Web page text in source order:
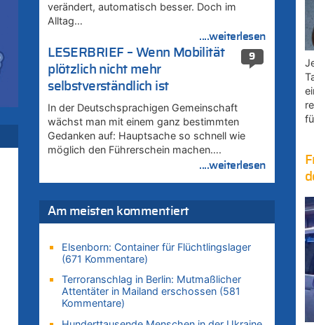
verändert, automatisch besser. Doch im
Alltag…
....weiterlesen
9
LESERBRIEF – Wenn Mobilität
plötzlich nicht mehr
selbstverständlich ist
In der Deutschsprachigen Gemeinschaft
wächst man mit einem ganz bestimmten
Gedanken auf: Hauptsache so schnell wie
möglich den Führerschein machen….
....weiterlesen
Am meisten kommentiert
Elsenborn: Container für Flüchtlingslager
(671 Kommentare)
Terroranschlag in Berlin: Mutmaßlicher
Attentäter in Mailand erschossen (581
Kommentare)